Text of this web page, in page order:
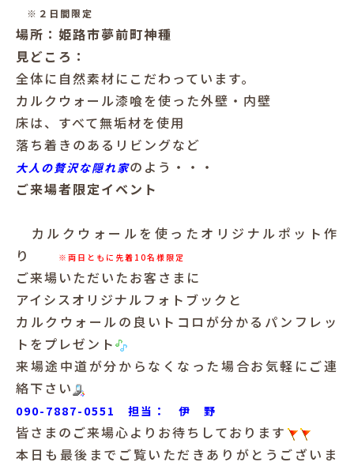
※２日間限定
場所：姫路市夢前町神種
見どころ：
全体に自然素材にこだわっています。
カルクウォール漆喰を使った外壁・内壁
床は、すべて無垢材を使用
落ち着きのあるリビングなど
大人の贅沢な隠れ家のよう・・・
ご来場者限定イベント
カルクウォールを使ったオリジナルポット作
り
※両日ともに先着10名様限定
ご来場いただいたお客さまに
アイシスオリジナルフォトブックと
カルクウォールの良いトコロが分かるパンフレッ
トをプレゼント
来場途中道が分からなくなった場合お気軽にご連
絡下さい
090-7887-0551 担当： 伊 野
皆さまのご来場心よりお待ちしております
本日も最後までご覧いただきありがとうございま